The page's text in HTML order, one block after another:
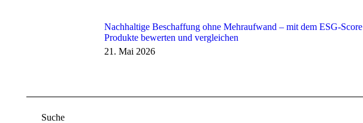
Nachhaltige Beschaffung ohne Mehraufwand – mit dem ESG-Score
Produkte bewerten und vergleichen
21. Mai 2026
Suche